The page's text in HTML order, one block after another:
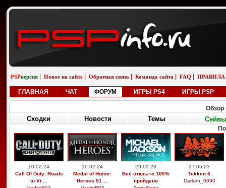
PSPверсия Новое на сайте Обратная связь Команда сайта FAQ ПРАВИЛА
ГЛАВНАЯ ЧАТ ФОРУМ ИГРЫ PS4 ИГРЫ PSP
Обзор
Сходки Новости Темы Сейвы
10.02.24
Call Of Duty: Roads
to Vi ...
10.02.24
Medal of Honor:
Heroes 51 ...
29.09.23
Всё открыто 100%
пройдено
27.05.23
Tekken 6
Darken_0090